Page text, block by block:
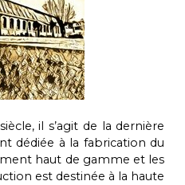
il s’agit de la dernière
dédiée à la fabrication du
haut de gamme et les
est destinée à la haute